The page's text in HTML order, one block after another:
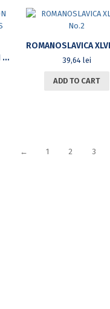
MASS COMMUNICATION INFORMATION SYSTEMS MANAGEMENT 39,64 lei
ADD TO CART
← 1 2 3